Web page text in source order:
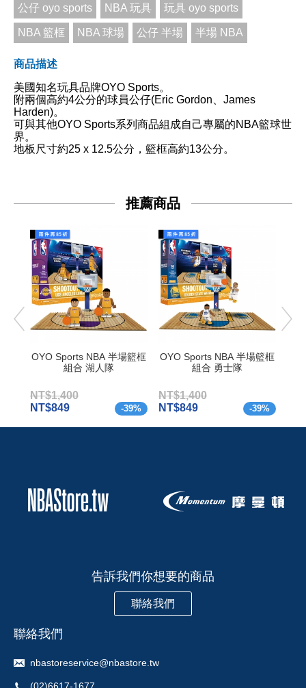
公仔 oyo sports NBA 玩具 玩具 oyo sports
NBA 籃框 NBA 球場 公仔 半場 半場 NBA
商品描述
美國知名玩具品牌OYO Sports。
附兩個高約4公分的球員公仔(Eric Gordon、James
Harden)。
可與其他OYO Sports系列商品組成自己專屬的NBA籃球世
界。
地板尺寸約25 x 12.5公分，籃框高約13公分。
推薦商品
OYO Sports NBA 半場籃框
組合 湖人隊
NT$1,400
NT$849
-39%
OYO Sports NBA 半場籃框
組合 勇士隊
NT$1,400
NT$849
-39%
告訴我們你想要的商品
聯絡我們
聯絡我們
nbastoreservice@nbastore.tw
(02)6617-1677